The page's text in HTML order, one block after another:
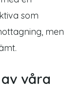
som
men
våra